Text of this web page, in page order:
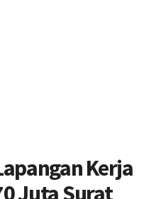
Kerja
Juta Surat